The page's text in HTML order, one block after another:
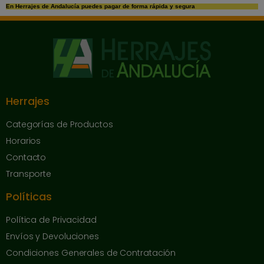
En Herrajes de Andalucía puedes pagar de forma rápida y segura
Herrajes
Categorías de Productos
Horarios
Contacto
Transporte
Políticas
Política de Privacidad
Envíos y Devoluciones
Condiciones Generales de Contratación